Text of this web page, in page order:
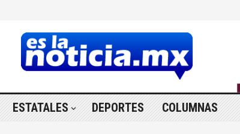
ESTATALES DEPORTES COLUMNAS